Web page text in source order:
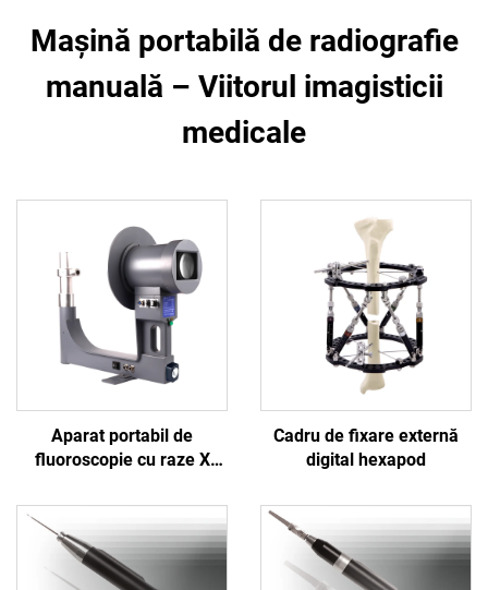
Mașină portabilă de radiografie
manuală – Viitorul imagisticii
medicale
Aparat portabil de
fluoroscopie cu raze X
Cadru de fixare externă
digital hexapod